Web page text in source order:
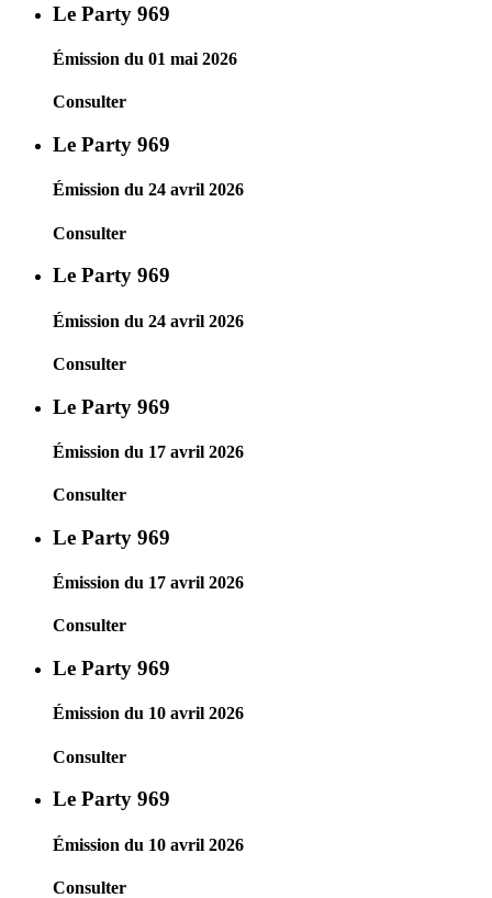
Le Party 969
Émission du 01 mai 2026
Consulter
Le Party 969
Émission du 24 avril 2026
Consulter
Le Party 969
Émission du 24 avril 2026
Consulter
Le Party 969
Émission du 17 avril 2026
Consulter
Le Party 969
Émission du 17 avril 2026
Consulter
Le Party 969
Émission du 10 avril 2026
Consulter
Le Party 969
Émission du 10 avril 2026
Consulter